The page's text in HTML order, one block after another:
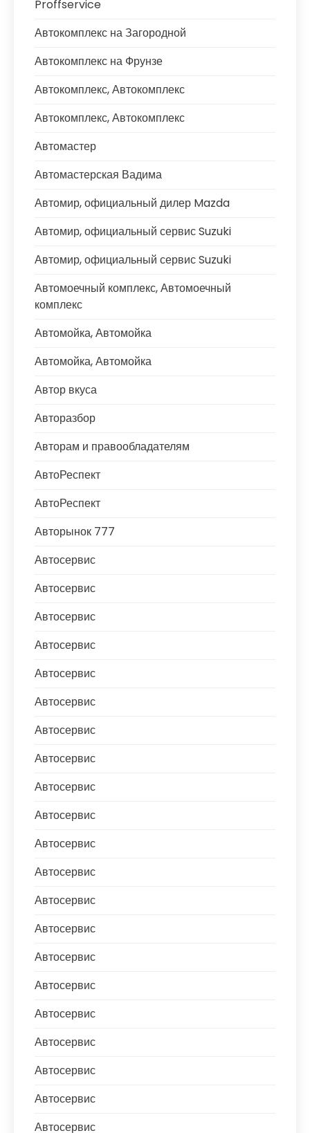
Proffservice
Автокомплекс на Загородной
Автокомплекс на Фрунзе
Автокомплекс, Автокомплекс
Автокомплекс, Автокомплекс
Автомастер
Автомастерская Вадима
Автомир, официальный дилер Mazda
Автомир, официальный сервис Suzuki
Автомир, официальный сервис Suzuki
Автомоечный комплекс, Автомоечный
комплекс
Автомойка, Автомойка
Автомойка, Автомойка
Автор вкуса
Авторазбор
Авторам и правообладателям
АвтоРеспект
АвтоРеспект
Авторынок 777
Автосервис
Автосервис
Автосервис
Автосервис
Автосервис
Автосервис
Автосервис
Автосервис
Автосервис
Автосервис
Автосервис
Автосервис
Автосервис
Автосервис
Автосервис
Автосервис
Автосервис
Автосервис
Автосервис
Автосервис
Автосервис